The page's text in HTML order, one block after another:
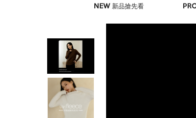
NEW 新品搶先看